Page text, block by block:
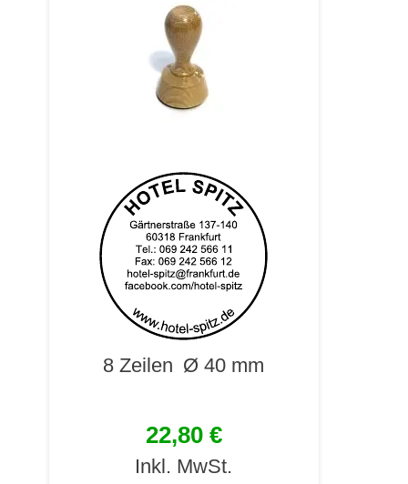
8 Zeilen Ø 40 mm
22,80 €
Inkl. MwSt.